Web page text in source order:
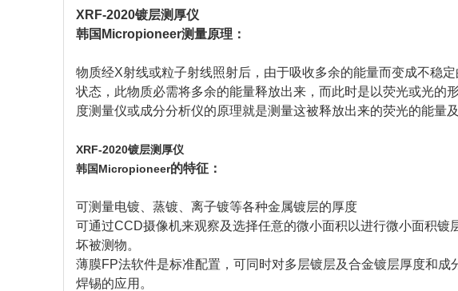
XRF-2020镀层测厚仪
韩国Micropioneer测量原理：
物质经X射线或粒子射线照射后，由于吸收多余的能量而变成不稳
状态，此物质必需将多余的能量释放出来，而此时是以荧光或光的
度测量仪或成分分析仪的原理就是测量这被释放出来的荧光的能量
XRF-2020镀层测厚仪
韩国Micropioneer的特征：
可测量电镀、蒸镀、离子镀等各种金属镀层的厚度
可通过CCD摄像机来观察及选择任意的微小面积以进行微小面积镀
坏被测物。
薄膜FP法软件是标准配置，可同时对多层镀层及合金镀层厚度和成
焊锡的应用。